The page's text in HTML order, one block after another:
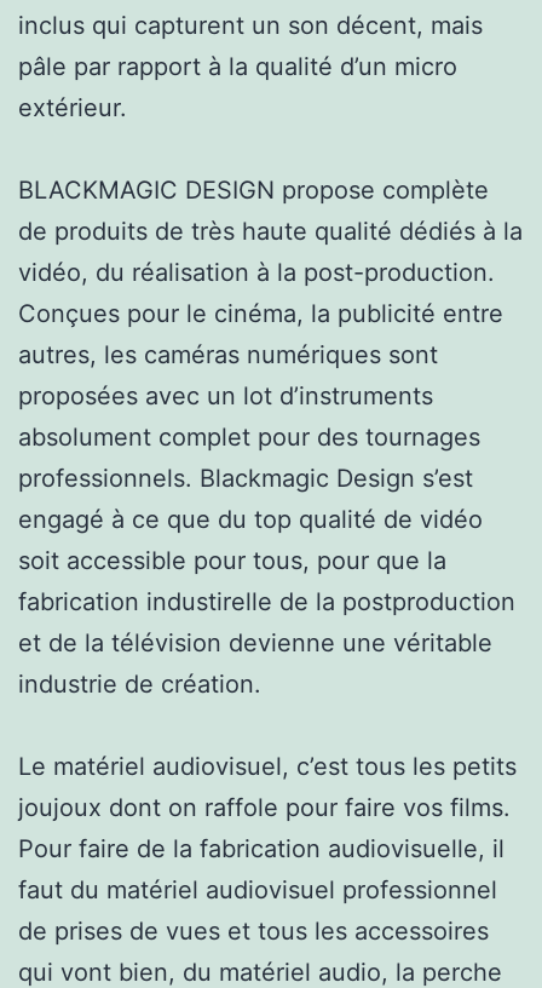
inclus qui capturent un son décent, mais
pâle par rapport à la qualité d’un micro
extérieur.
BLACKMAGIC DESIGN propose complète
de produits de très haute qualité dédiés à la
vidéo, du réalisation à la post-production.
Conçues pour le cinéma, la publicité entre
autres, les caméras numériques sont
proposées avec un lot d’instruments
absolument complet pour des tournages
professionnels. Blackmagic Design s’est
engagé à ce que du top qualité de vidéo
soit accessible pour tous, pour que la
fabrication industirelle de la postproduction
et de la télévision devienne une véritable
industrie de création.
Le matériel audiovisuel, c’est tous les petits
joujoux dont on raffole pour faire vos films.
Pour faire de la fabrication audiovisuelle, il
faut du matériel audiovisuel professionnel
de prises de vues et tous les accessoires
qui vont bien, du matériel audio, la perche